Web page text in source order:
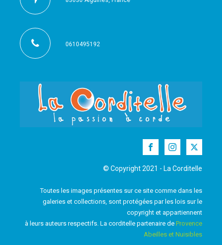
© Copyright 2021 - La Corditelle
Toutes les images présentes sur ce site comme dans les
galeries et collections, sont protégées par les lois sur le
copyright et appartiennent
à leurs auteurs respectifs. La corditelle partenaire de Provence
Abeilles et Nuisibles
0610495192